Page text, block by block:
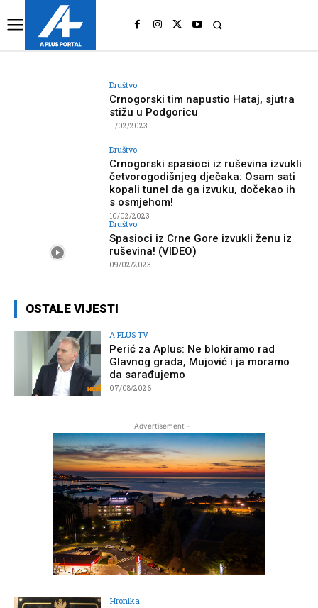
Društvo
Crnogorski tim napustio Hataj, sjutra
stižu u Podgoricu
11/02/2023
Društvo
Crnogorski spasioci iz ruševina izvukli
četvorogodišnjeg dječaka: Osam sati
kopali tunel da ga izvuku, dočekao ih
s osmjehom!
10/02/2023
Društvo
Spasioci iz Crne Gore izvukli ženu iz
ruševina! (VIDEO)
09/02/2023
OSTALE VIJESTI
A PLUS TV
Perić za Aplus: Ne blokiramo rad
Glavnog grada, Mujović i ja moramo
da sarađujemo
07/08/2026
- Advertisement -
Hronika